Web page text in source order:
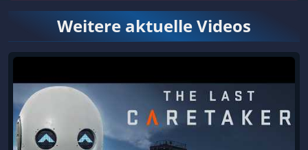
Weitere aktuelle Videos